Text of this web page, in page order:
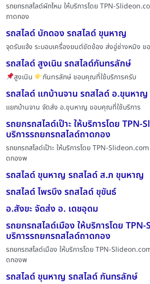
รถยกรถสไลด์ผักไหม ให้บริการโดย TPN-
ถาดกอง
รถสไลด์ บักดอง รถสไลด์ ขุนหาญ
จุดรับแจ้ง ระบอบเครื่องยนต์ขัดข้อง ส่งอู่ช่างหมิง ข
รถสไลด์ สูงเนิน รถสไลด์กันทรลักษ์
สูงเนิน กันทรลักษ์ ขอบคุณที่ใช้บริการครับ
รถสไลด์ แกบ้านจาน รถสไลด์ อ.ขุนหาญ
แยกบ้านจาน จัดส่ง อ.ขุนหาญ ขอบคุณที่ใช้บริการ
รถยกรถสไลด์เป๊าะ ให้บริการโดย
บริการรถยกรถสไลด์ถาดกอง
รถยกรถสไลด์เป๊าะ ให้บริการโดย TPN-
ดกองพ
รถสไลด์ ขุนหาญ รถสไลด์ ส.ภ ขุนหาญ
รถสไลด์ ไพรบึง รถสไลด์ ขุขันธ์
อ.สังขะ จัดส่ง อ. เดชอุดม
รถยกรถสไลด์เมือง ให้บริการโดย
บริการรถยกรถสไลด์ถาดกอง
รถยกรถสไลด์เมือง ให้บริการโดย TPN-
ดกองพ
รถสไลด์ ขุนหาญ รถสไลด์ กันทรลักษ์